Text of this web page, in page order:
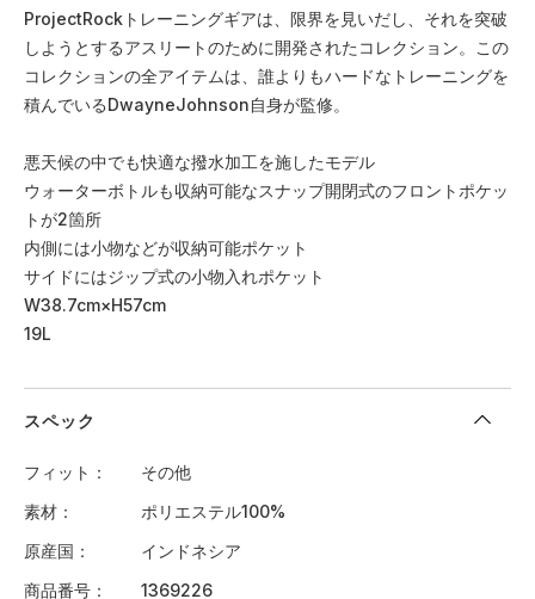
ProjectRockトレーニングギアは、限界を見いだし、それを突破
しようとするアスリートのために開発されたコレクション。この
コレクションの全アイテムは、誰よりもハードなトレーニングを
積んでいるDwayneJohnson自身が監修。
悪天候の中でも快適な撥水加工を施したモデル
ウォーターボトルも収納可能なスナップ開閉式のフロントポケッ
トが2箇所
内側には小物などが収納可能ポケット
サイドにはジップ式の小物入れポケット
W38.7cm×H57cm
19L
スペック
フィット
その他
素材
ポリエステル100%
原産国
インドネシア
商品番号
1369226